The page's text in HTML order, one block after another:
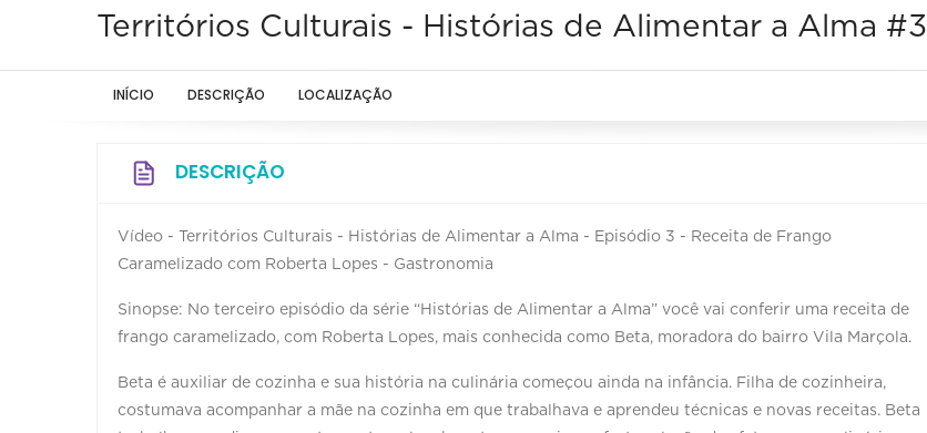
Territórios Culturais - Histórias de Alimentar a Alma #3
INÍCIO DESCRIÇÃO LOCALIZAÇÃO
DESCRIÇÃO
Vídeo - Territórios Culturais - Histórias de Alimentar a Alma - Episódio 3 - Receita de Frango
Caramelizado com Roberta Lopes - Gastronomia
Sinopse: No terceiro episódio da série “Histórias de Alimentar a Alma” você vai conferir uma receita de
frango caramelizado, com Roberta Lopes, mais conhecida como Beta, moradora do bairro Vila Marçola.
Beta é auxiliar de cozinha e sua história na culinária começou ainda na infância. Filha de cozinheira,
costumava acompanhar a mãe na cozinha em que trabalhava e aprendeu técnicas e novas receitas. Beta